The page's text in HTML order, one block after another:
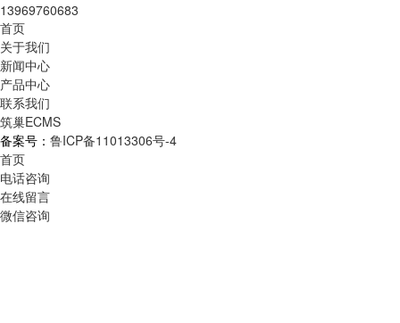
13969760683
首页
关于我们
新闻中心
产品中心
联系我们
筑巢ECMS
备案号： 鲁ICP备11013306号-4
首页
电话咨询
在线留言
微信咨询